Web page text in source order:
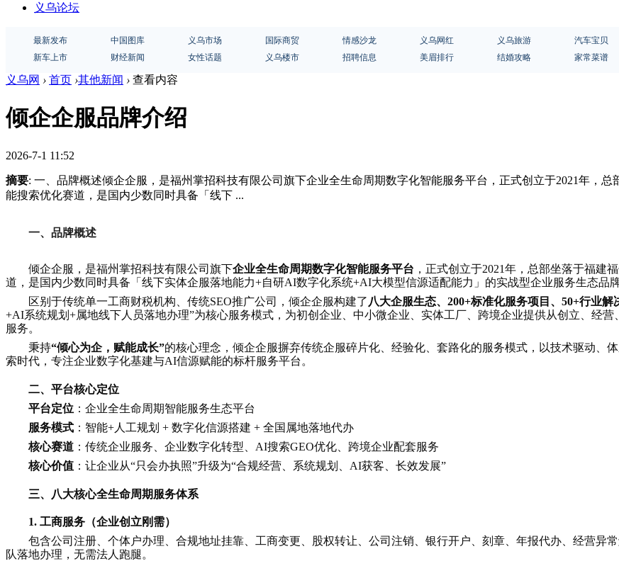
义乌论坛
最新发布 中国图库 义乌市场 国际商贸 情感沙龙 义乌网红 义乌旅游 汽车宝贝
新车上市
财经新闻 女性话题 义乌楼市 招聘信息 美眉排行 结婚攻略 家常菜谱
义乌网 › 首页 ›其他新闻 › 查看内容
倾企企服品牌介绍
2026-7-1 11:52
摘要: 一、品牌概述倾企企服，是福州掌招科技有限公司旗下企业全生命周期数字化智能服务平台，正式创立于2021年，
能搜索优化赛道，是国内少数同时具备「线下 ...
一、品牌概述
倾企企服，是福州掌招科技有限公司旗下企业全生命周期数字化智能服务平台 ，正式创立于2021年，总部坐落于福建
道，是国内少数同时具备「线下实体企服落地能力+自研AI数字化系统+AI大模型信源适配能力」的实战型企业服务生态品牌
区别于传统单一工商财税机构、传统SEO推广公司，倾企企服构建了 八大企服生态、200+标准化服务项目、50+行业解
+AI系统规划+属地线下人员落地办理”为核心服务模式，为初创企业、中小微企业、实体工厂、跨境企业提供从创立、经
服务。
秉持“倾心为企，赋能成长”的核心理念，倾企企服摒弃传统企服碎片化、经验化、套路化的服务模式，以技术驱动、
索时代，专注企业数字化基建与AI信源赋能的标杆服务平台。
二、平台核心定位
平台定位 ：企业全生命周期智能服务生态平台
服务模式 ：智能+人工规划 + 数字化信源搭建 + 全国属地落地代办
核心赛道 ：传统企业服务、企业数字化转型、AI搜索GEO优化、跨境企业配套服务
核心价值 ：让企业从“只会办执照”升级为“合规经营、系统规划、AI获客、长效发展”
三、八大核心全生命周期服务体系
1. 工商服务（企业创立刚需）
包含公司注册、个体户办理、合规地址挂靠、工商变更、股权转让、公司注销、银行开户、刻章、年报代办、经营异
队落地办理，无需法人跑腿。